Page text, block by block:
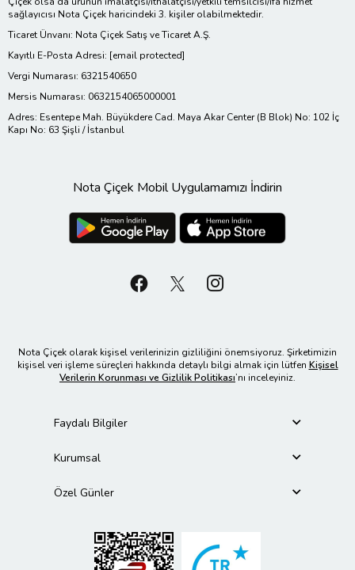
sağlayıcısı Nota Çiçek haricindeki 3. kişiler olabilmektedir.
Ticaret Ünvanı: Nota Çiçek Satış ve Ticaret A.Ş.
Kayıtlı E-Posta Adresi: [email protected]
Vergi Numarası: 6321540650
Mersis Numarası: 0632154065000001
Adres: Esentepe Mah. Büyükdere Cad. Maya Akar Center (B Blok) No: 102 İç
Kapı No: 63 Şişli / İstanbul
Nota Çiçek Mobil Uygulamamızı İndirin
Nota Çiçek olarak kişisel verilerinizin gizliliğini önemsiyoruz. Şirketimizin
kişisel veri işleme süreçleri hakkında detaylı bilgi almak için lütfen Kişisel
Verilerin Korunması ve Gizlilik Politikası’nı inceleyiniz.
Faydalı Bilgiler
Kurumsal
Özel Günler